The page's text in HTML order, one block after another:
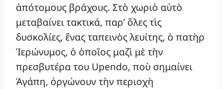
ἀπότομους βράχους. Στὸ χωριὸ αὐτὸ
μεταβαίνει τακτικά, παρ’ ὅλες τὶς
δυσκολίες, ἕνας ταπεινὸς λευίτης, ὁ πατὴρ
Ἱερώνυμος, ὁ ὁποῖος μαζὶ μὲ τὴν
πρεσβυτέρα του Upendo, ποὺ σημαίνει
Ἀγάπη, ὀργώνουν τὴν περιοχὴ